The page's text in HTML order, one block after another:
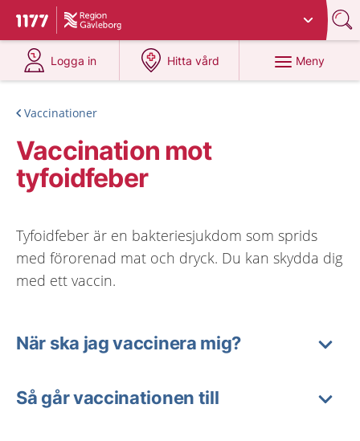
Till startsidan för 1177
Du har valt region
Logga in
på 1177.se
Hitta vård
på 1177.se
Meny
Vaccinationer
Vaccination mot
tyfoidfeber
Tyfoidfeber är en bakteriesjukdom som sprids
med förorenad mat och dryck. Du kan skydda dig
med ett vaccin.
När ska jag vaccinera mig?
Så går vaccinationen till